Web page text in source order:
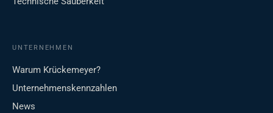
UNTERNEHMEN
Warum Krückemeyer?
Unternehmenskennzahlen
News